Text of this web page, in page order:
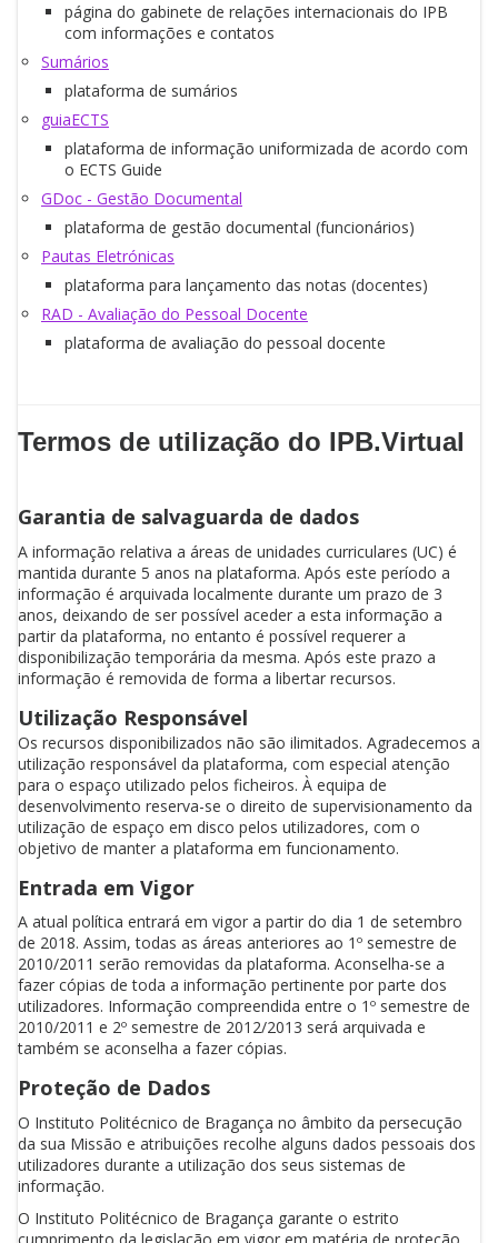
página do gabinete de relações internacionais do IPB
com informações e contatos
Sumários
plataforma de sumários
guiaECTS
plataforma de informação uniformizada de acordo com
o ECTS Guide
GDoc - Gestão Documental
plataforma de gestão documental (funcionários)
Pautas Eletrónicas
plataforma para lançamento das notas (docentes)
RAD - Avaliação do Pessoal Docente
plataforma de avaliação do pessoal docente
Termos de utilização do IPB.Virtual
Garantia de salvaguarda de dados
A informação relativa a áreas de unidades curriculares (UC) é
mantida durante 5 anos na plataforma. Após este período a
informação é arquivada localmente durante um prazo de 3
anos, deixando de ser possível aceder a esta informação a
partir da plataforma, no entanto é possível requerer a
disponibilização temporária da mesma. Após este prazo a
informação é removida de forma a libertar recursos.
Utilização Responsável
Os recursos disponibilizados não são ilimitados. Agradecemos a
utilização responsável da plataforma, com especial atenção
para o espaço utilizado pelos ficheiros. À equipa de
desenvolvimento reserva-se o direito de supervisionamento da
utilização de espaço em disco pelos utilizadores, com o
objetivo de manter a plataforma em funcionamento.
Entrada em Vigor
A atual política entrará em vigor a partir do dia 1 de setembro
de 2018. Assim, todas as áreas anteriores ao 1º semestre de
2010/2011 serão removidas da plataforma. Aconselha-se a
fazer cópias de toda a informação pertinente por parte dos
utilizadores. Informação compreendida entre o 1º semestre de
2010/2011 e 2º semestre de 2012/2013 será arquivada e
também se aconselha a fazer cópias.
Proteção de Dados
O Instituto Politécnico de Bragança no âmbito da persecução
da sua Missão e atribuições recolhe alguns dados pessoais dos
utilizadores durante a utilização dos seus sistemas de
informação.
O Instituto Politécnico de Bragança garante o estrito